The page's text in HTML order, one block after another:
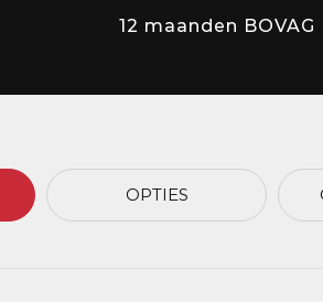
12 maanden BOVAG
OPTIES